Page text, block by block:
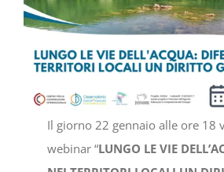
Il giorno 22 gennaio alle ore 18
webinar “LUNGO LE VIE